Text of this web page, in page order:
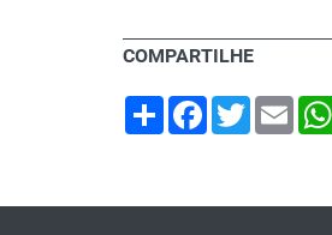
COMPARTILHE
Share Facebook
TwitterEmail